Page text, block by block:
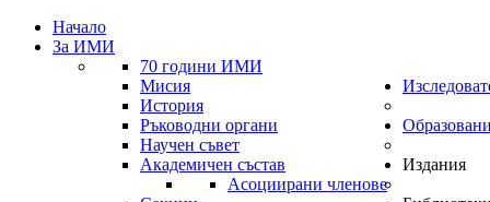
Начало
За ИМИ
70 години ИМИ
Мисия
История
Ръководни органи
Научен съвет
Академичен състав
Асоциирани членове
Издания